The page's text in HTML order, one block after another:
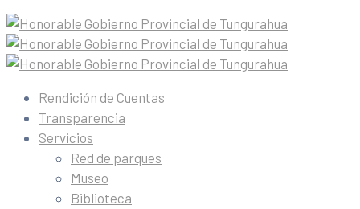
Rendición de Cuentas
Transparencia
Servicios
Red de parques
Museo
Biblioteca